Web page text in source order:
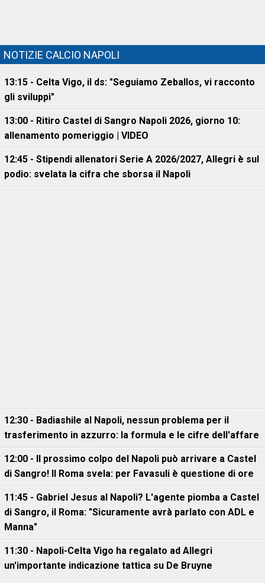
NOTIZIE CALCIO NAPOLI
13:15 - Celta Vigo, il ds: "Seguiamo Zeballos, vi racconto
gli sviluppi"
13:00 - Ritiro Castel di Sangro Napoli 2026, giorno 10:
allenamento pomeriggio | VIDEO
12:45 - Stipendi allenatori Serie A 2026/2027, Allegri è sul
podio: svelata la cifra che sborsa il Napoli
12:30 - Badiashile al Napoli, nessun problema per il
trasferimento in azzurro: la formula e le cifre dell'affare
12:00 - Il prossimo colpo del Napoli può arrivare a Castel
di Sangro! Il Roma svela: per Favasuli è questione di ore
11:45 - Gabriel Jesus al Napoli? L'agente piomba a Castel
di Sangro, il Roma: "Sicuramente avrà parlato con ADL e
Manna"
11:30 - Napoli-Celta Vigo ha regalato ad Allegri
un'importante indicazione tattica su De Bruyne